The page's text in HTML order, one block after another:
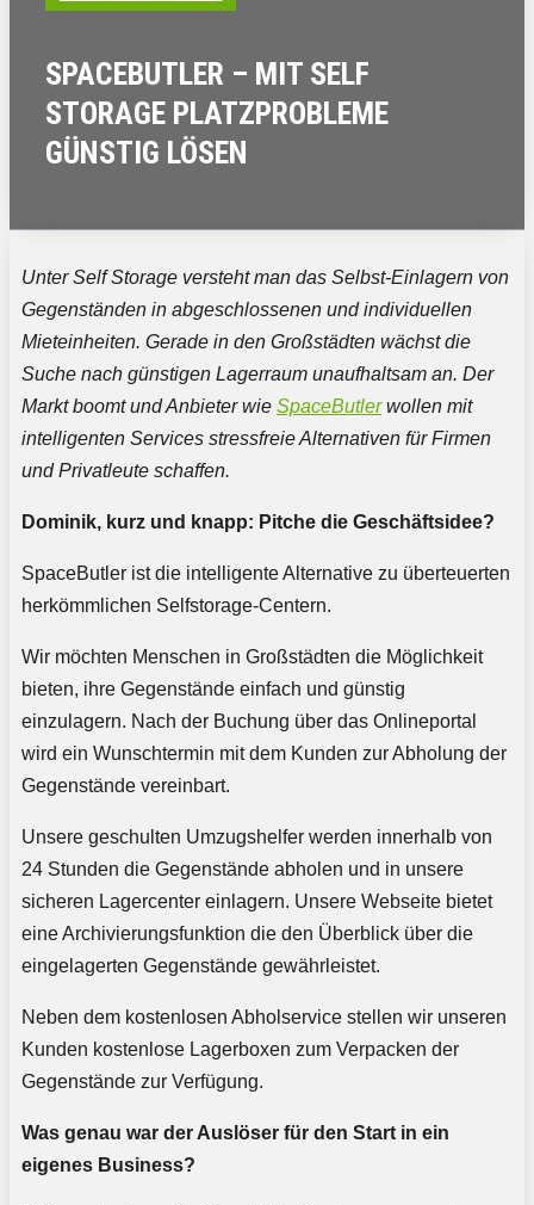
SPACEBUTLER – MIT SELF
STORAGE PLATZPROBLEME
GÜNSTIG LÖSEN
Unter Self Storage versteht man das Selbst-Einlagern von
Gegenständen in abgeschlossenen und individuellen
Mieteinheiten. Gerade in den Großstädten wächst die
Suche nach günstigen Lagerraum unaufhaltsam an. Der
Markt boomt und Anbieter wie SpaceButlerwollen mit
intelligenten Services stressfreie Alternativen für Firmen
und Privatleute schaffen.
Dominik, kurz und knapp: Pitche die Geschäftsidee?
SpaceButler ist die intelligente Alternative zu überteuerten
herkömmlichen Selfstorage-Centern.
Wir möchten Menschen in Großstädten die Möglichkeit
bieten, ihre Gegenstände einfach und günstig
einzulagern. Nach der Buchung über das Onlineportal
wird ein Wunschtermin mit dem Kunden zur Abholung der
Gegenstände vereinbart.
Unsere geschulten Umzugshelfer werden innerhalb von
24 Stunden die Gegenstände abholen und in unsere
sicheren Lagercenter einlagern. Unsere Webseite bietet
eine Archivierungsfunktion die den Überblick über die
eingelagerten Gegenstände gewährleistet.
Neben dem kostenlosen Abholservice stellen wir unseren
Kunden kostenlose Lagerboxen zum Verpacken der
Gegenstände zur Verfügung.
Was genau war der Auslöser für den Start in ein
eigenes Business?